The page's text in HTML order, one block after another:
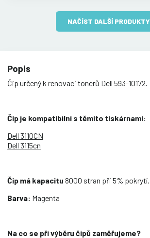
NAČÍST DALŠÍ PRODUKTY
Popis
Čip určený k renovaci tonerů Dell 593-10172.
Čip je kompatibilní s těmito tiskárnami:
Dell 3110CN
Dell 3115cn
Čip má kapacitu 8000 stran při 5% pokrytí.
Barva: Magenta
Na co se při výběru čipů zaměřujeme?